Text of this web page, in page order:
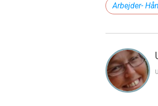
Arbejder-